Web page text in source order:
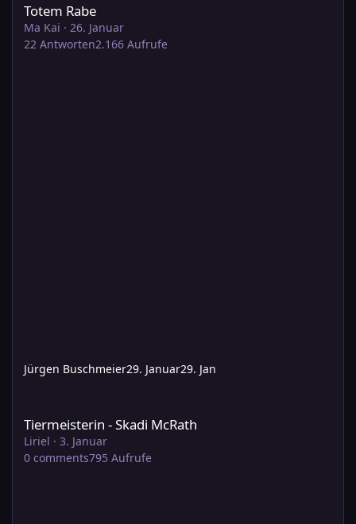
Totem Rabe
Ma Kai · 26. Januar
22 Antworten2.166 Aufrufe
Jürgen Buschmeier29. Januar29. Jan
Tiermeisterin - Skadi McRath
Liriel · 3. Januar
0 comments795 Aufrufe